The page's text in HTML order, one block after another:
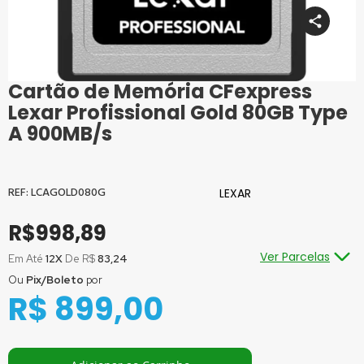
Cartão de Memória CFexpress
Lexar Profissional Gold 80GB Type
A 900MB/s
LCAGOLD080G LEXAR
R$998,89
Em Até 12X De R$83,24 Ver Parcelas
Ou em até1xde R$
Ou em até2x de R$499,45
Ou em até
R$ 899,00
Ou Pix/Boleto por
Saltar
para
o
início
de